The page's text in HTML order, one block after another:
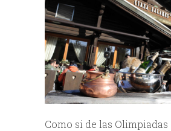
Como si de las Olimpiadas